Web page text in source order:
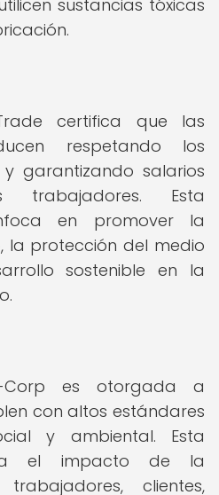
sustancias tóxicas
certifica que las
respetando los
garantizando salarios
Esta
en promover la
la protección del medio
sostenible en la
Corp es otorgada a
con altos estándares
y ambiental. Esta
el impacto de la
clientes,